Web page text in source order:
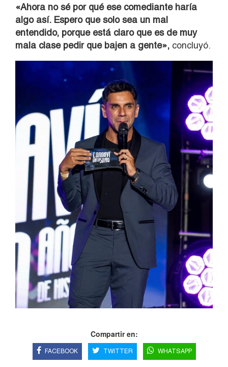
«Ahora no sé por qué ese comediante haría
algo así. Espero que solo sea un mal
entendido, porque está claro que es de muy
mala clase pedir que bajen a gente», concluyó.
Compartir en:
FACEBOOK TWITTER WHATSAPP